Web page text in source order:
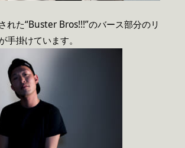
れた“Buster Bros!!!”のバース部分のリ
手掛けています。